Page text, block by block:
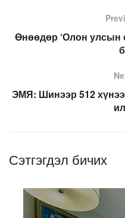
Өнөөдөр ‘Олон улсын
ЭМЯ: Шинээр 512
Сэтгэгдэл бичих